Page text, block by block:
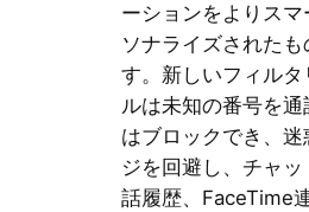
ーションをよりスマ
ソナライズされたも
す。新しいフィルタ
ルは未知の番号を通
はブロックでき、迷
ジを回避し、チャッ
話履歴、FaceTime